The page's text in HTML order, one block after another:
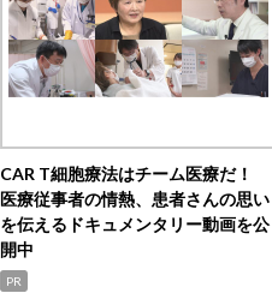
CAR T細胞療法はチーム医療だ！
医療従事者の情熱、患者さんの思い
を伝えるドキュメンタリー動画を公
開中
PR